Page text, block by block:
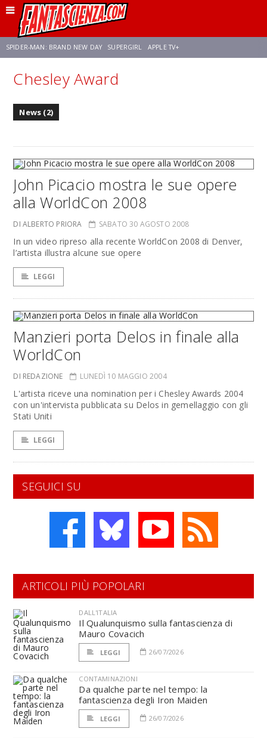
SPIDER-MAN: BRAND NEW DAY SUPERGIRL APPLE TV+
FRANCO RICCIARDIELLO ZENDAYA
Chesley Award
News (2)
John Picacio mostra le sue opere
alla WorldCon 2008
DI ALBERTO PRIORA SABATO 30 AGOSTO 2008
In un video ripreso alla recente WorldCon 2008 di Denver,
l’artista illustra alcune sue opere
LEGGI
Manzieri porta Delos in finale alla
WorldCon
DI REDAZIONE LUNEDÌ 10 MAGGIO 2004
L'artista riceve una nomination per i Chesley Awards 2004
con un'intervista pubblicata su Delos in gemellaggio con gli
Stati Uniti
LEGGI
SEGUICI SU
ARTICOLI PIÙ POPOLARI
DALL'ITALIA
Il Qualunquismo sulla fantascienza di
Mauro Covacich
LEGGI 26/07/2026
CONTAMINAZIONI
Da qualche parte nel tempo: la
fantascienza degli Iron Maiden
LEGGI 26/07/2026